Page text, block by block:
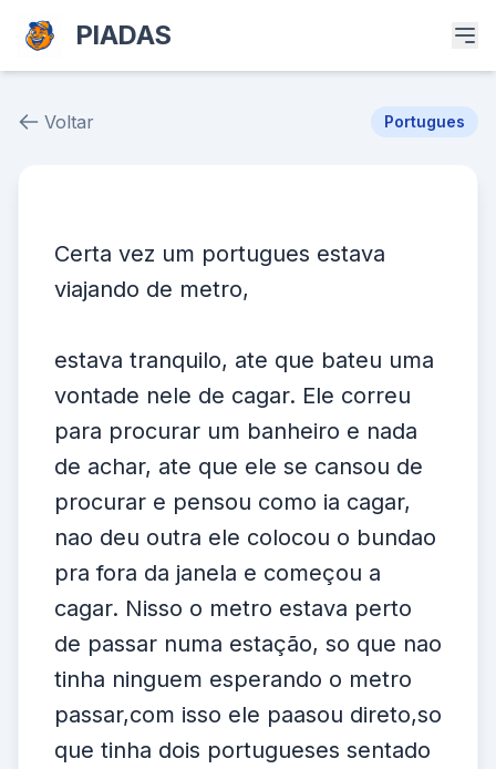
PIADAS
Voltar Portugues
Certa vez um portugues estava
viajando de metro,
estava tranquilo, ate que bateu uma
vontade nele de cagar. Ele correu
para procurar um banheiro e nada
de achar, ate que ele se cansou de
procurar e pensou como ia cagar,
nao deu outra ele colocou o bundao
pra fora da janela e começou a
cagar. Nisso o metro estava perto
de passar numa estação, so que nao
tinha ninguem esperando o metro
passar,com isso ele paasou direto,so
que tinha dois portugueses sentado